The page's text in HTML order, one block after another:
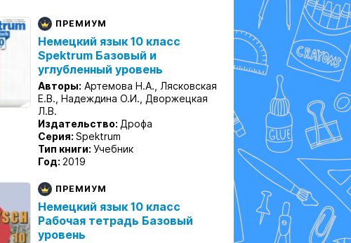
ПРЕМИУМ
Немецкий язык 10 класс
Spektrum Базовый и
углубленный уровень
Авторы: Артемова Н.А., Лясковская
Е.В., Надеждина О.И., Дворжецкая
Л.В.
Издательство: Дрофа
Серия: Spektrum
Тип книги: Учебник
Год: 2019
ПРЕМИУМ
Немецкий язык 10 класс
Рабочая тетрадь Базовый
уровень